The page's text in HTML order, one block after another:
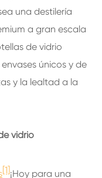
una destilería
a gran escala
de vidrio
únicos y de
y la lealtad a la
vidrio
[1]¡Hoy para una